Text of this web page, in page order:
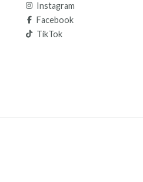
Instagram
Facebook
TikTok